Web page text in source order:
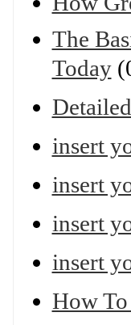
The
Today
insert
insert
insert
insert
How